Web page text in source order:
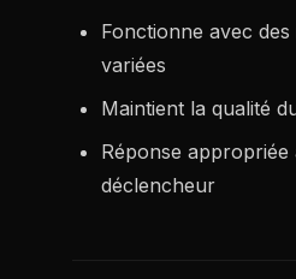
Fonctionne avec
variées
Maintient la qualité
Réponse appropriée
déclencheur